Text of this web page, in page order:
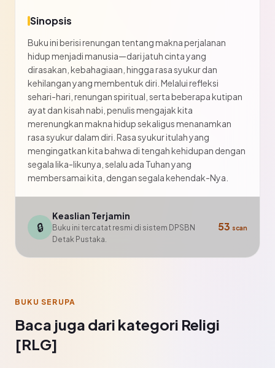
Sinopsis
Buku ini berisi renungan tentang makna perjalanan
hidup menjadi manusia—dari jatuh cinta yang
dirasakan, kebahagiaan, hingga rasa syukur dan
kehilangan yang membentuk diri. Melalui refleksi
sehari-hari, renungan spiritual, serta beberapa kutipan
ayat dan kisah nabi, penulis mengajak kita
merenungkan makna hidup sekaligus menanamkan
rasa syukur dalam diri. Rasa syukur itulah yang
mengingatkan kita bahwa di tengah kehidupan dengan
segala lika-likunya, selalu ada Tuhan yang
membersamai kita, dengan segala kehendak-Nya.
🔒
Keaslian Terjamin
Buku ini tercatat resmi di sistem DPSBN
Detak Pustaka.
53 scan
BUKU SERUPA
Baca juga dari kategori Religi
[RLG]